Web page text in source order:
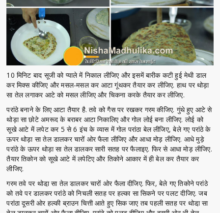
10 मिनिट बाद सूजी को प्याले में निकाल लीजिए और इसमें बारीक कटी हुई मेथी डाल
कर मिक्स कीजिए और मसल-मसल कर आटा गूंथकर तैयार कर लीजिए. हाथ पर थोड़ा
सा तेल लगाकर आटे को मसल लीजिए और चिकना करके तैयार कर लीजिए.
परांठे बनाने के लिए आटा तैयार है. तवे को गैस पर रखकर गरम कीजिए. गुंथे हुए आटे से
थोड़ा सा छोटे अमरूद के बराबर आटा निकालिए और गोल लोई बना लीजिए. लोई को
सूखे आटे में लपेट कर 5 से 6 इंच के व्यास में गोल परांठा बेल लीजिए, बेले गए परांठे के
ऊपर थोड़ा सा तेल डालकर चारों ओर फैला लीजिए और आधा मोड़ लीजिए. आधे मुड़े
परांठे के ऊपर थोड़ा सा तेल डालकर सारी सतह पर फैलाइए. फिर से आधा मोड़ लीजिए.
तैयार तिकोन को सूखे आटे में लपेटिए और तिकोने आकार में ही बेल कर तैयार कर
लीजिए.
गरम तवे पर थोडा़ सा तेल डालकर चारों ओर फैला दीजिए. फिर, बेले गए तिकोने परांठे
को तवे पर डालकर परांठे को निचली सतह पर हल्का सा सिकने पर पलट दीजिए. जब
परांठा दूसरी ओर हल्की ब्राउन चित्ती आते हुए सिक जाए तब पहली सतह पर थोडा़ सा